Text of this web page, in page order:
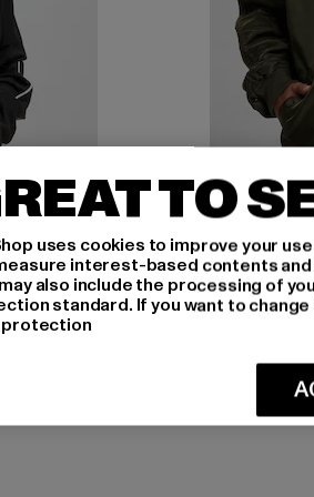
109,99 EUR
ALPHA
189,99 EUR
Derzeitiger
TO
uses cookies to improve your
interest-based contents
also include the processing of
standard. If you want to
protection